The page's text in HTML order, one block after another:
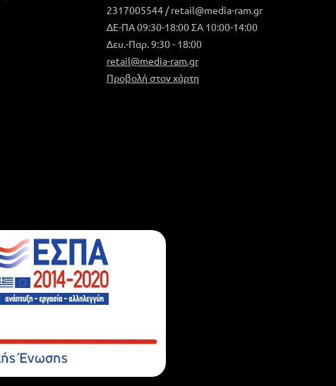
2317005544 / retail@media-ram.gr
ΔΕ-ΠΑ 09:30-18:00 ΣΑ 10:00-14:00
Δευ.-Παρ. 9:30 - 18:00
retail@media-ram.gr
Προβολή στον χάρτη